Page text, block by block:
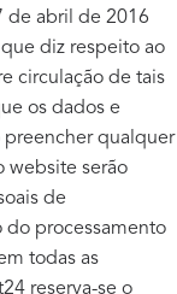
de abril de 2016
diz respeito ao
circulação de tais
os dados e
preencher qualquer
website serão
de
processamento
todas as
reserva-se o